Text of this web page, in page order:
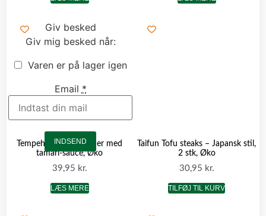
Giv besked
Giv mig besked når:
Varen er på lager igen
Email *
INDSEND
Tempeh af sorte bønner med
tamari-sauce, Øko
39,95 kr.
LÆS MERE
Taifun Tofu steaks – Japansk stil,
2 stk, Øko
30,95 kr.
TILFØJ TIL KURV